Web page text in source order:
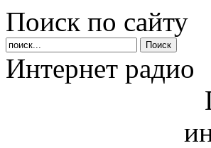
Поиск по сайту
Интернет радио